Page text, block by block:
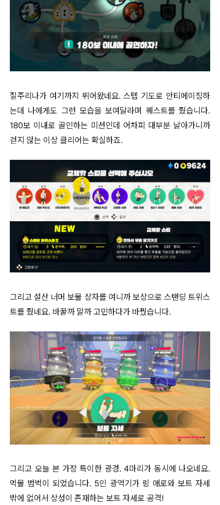
질주리나가 여기까지 뛰어왔네요. 스텝 기도로 안티에이징하
는데 나에게도 그런 모습을 보여달라며 퀘스트를 줬습니다.
180보 이내로 골인하는 미션인데 어차피 대부분 날아가니까
걷지 않는 이상 클리어는 확실하죠.
그리고 설산 너머 보물 상자를 여니까 보상으로 스탠딩 트위스
트를 줬네요. 바꿀까 말까 고민하다가 바꿨습니다.
그리고 오늘 본 가장 특이한 광경. 4마리가 동시에 나오네요.
먹물 범벅이 되었습니다. 5인 광역기가 링 애로와 보트 자세
밖에 없어서 상성이 존재하는 보트 자세로 공격!